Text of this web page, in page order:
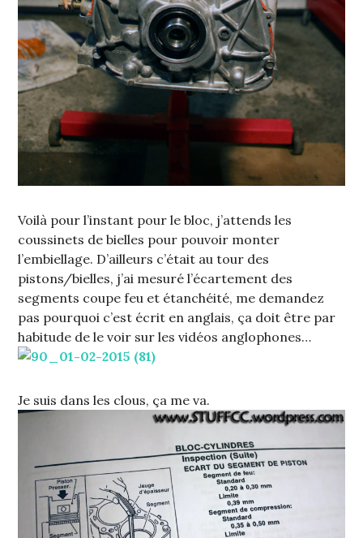
Voilà pour l’instant pour le bloc, j’attends les
coussinets de bielles pour pouvoir monter
l’embiellage. D’ailleurs c’était au tour des
pistons/bielles, j’ai mesuré l’écartement des
segments coupe feu et étanchéité, me demandez
pas pourquoi c’est écrit en anglais, ça doit être par
habitude de le voir sur les vidéos anglophones…
Je suis dans les clous, ça me va.